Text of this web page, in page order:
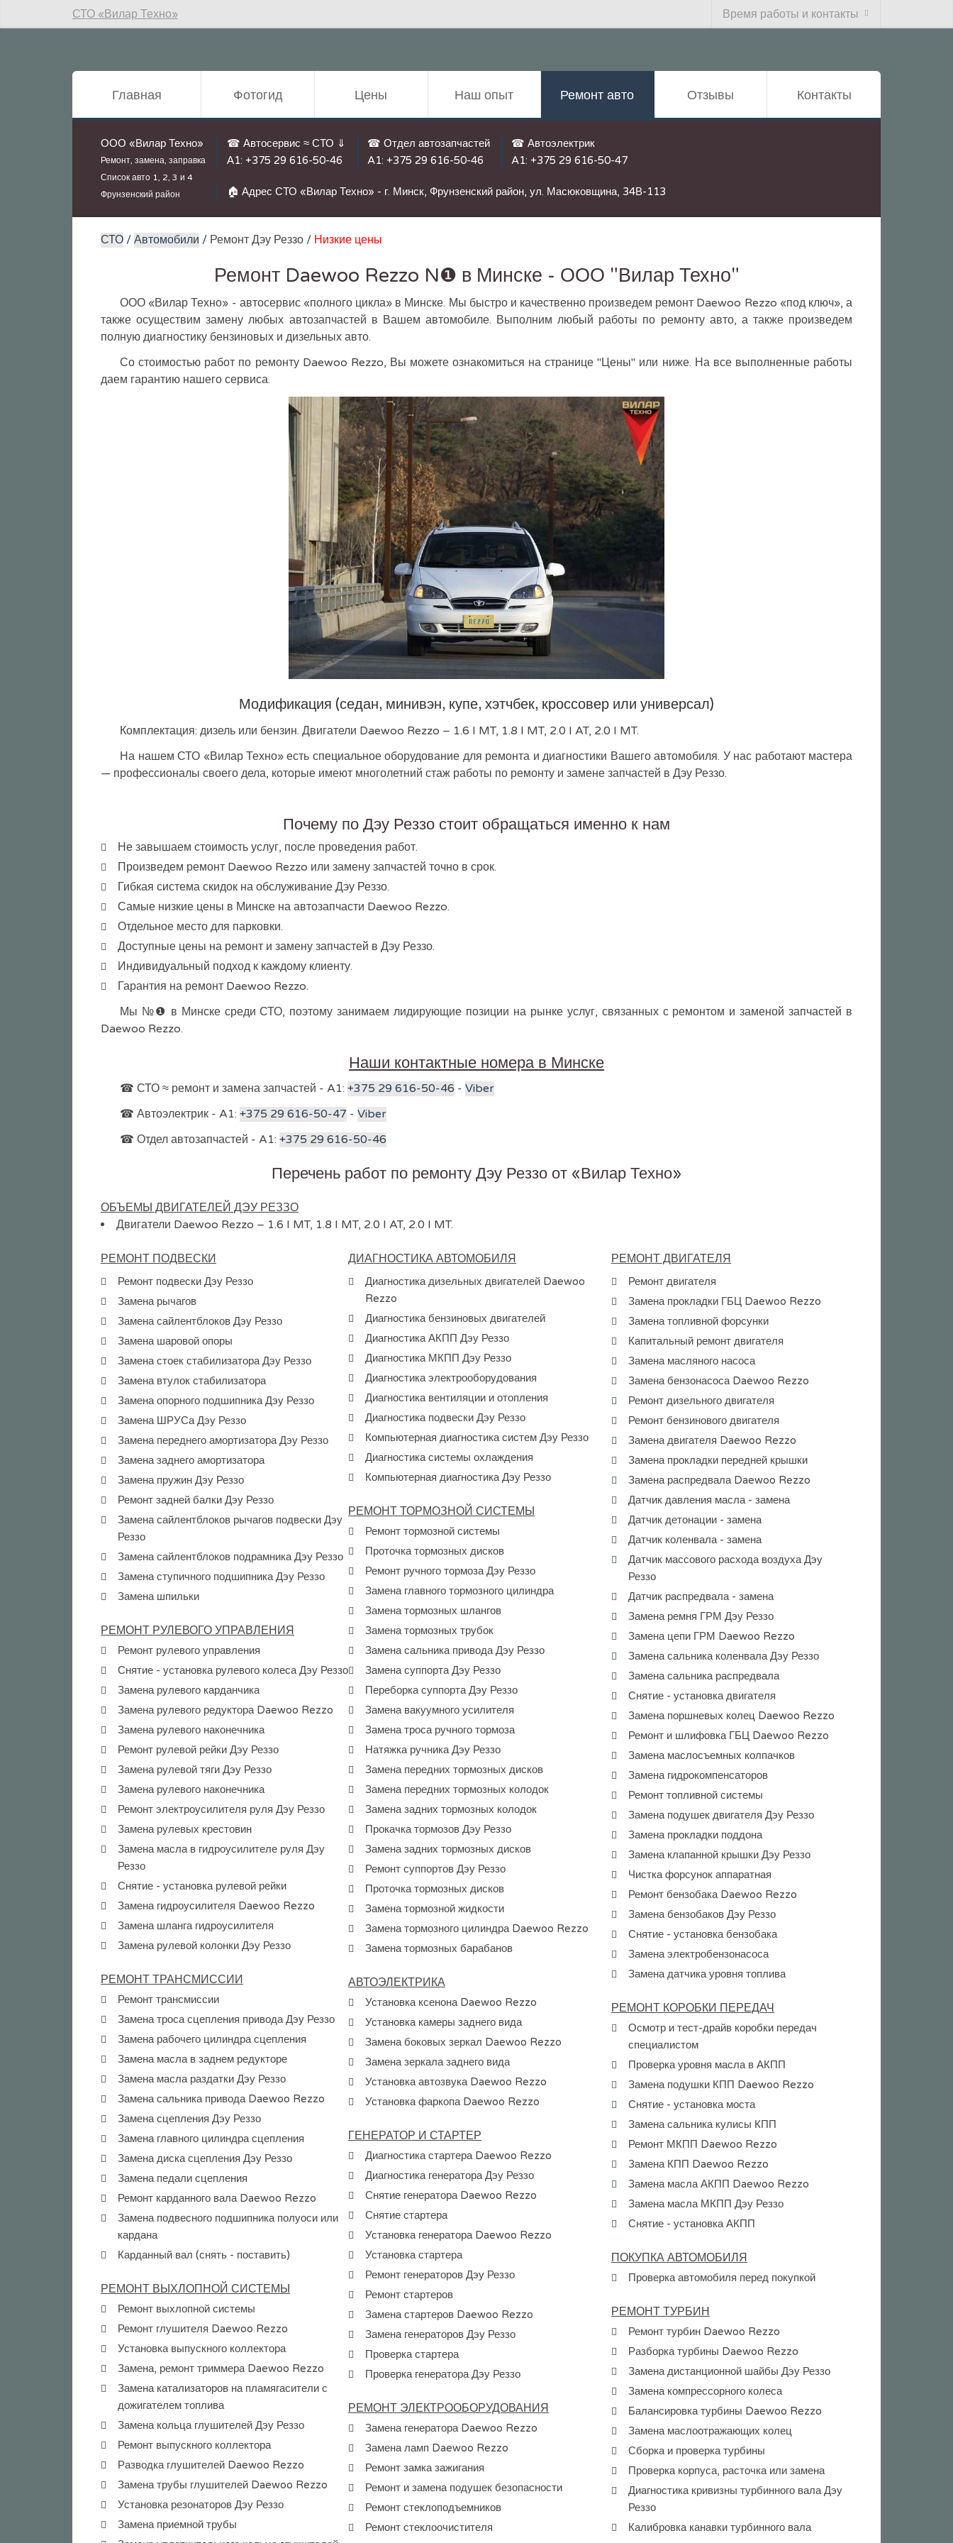
СТО «Вилар Техно» Время работы и контакты
Главная Фотогид Цены Наш опыт Ремонт авто Отзывы Контакты
ООО «Вилар Техно»
Ремонт, замена, заправка
Список авто 1, 2, 3 и 4
Фрунзенский район
☎ Автосервис ≈ СТО ⇓
А1: +375 29 616-50-46
☎ Отдел автозапчастей
A1: +375 29 616-50-46
☎ Автоэлектрик
A1: +375 29 616-50-47
🏠 Адрес СТО «Вилар Техно» - г. Минск, Фрунзенский район, ул. Масюковщина, 34В-113
СТО / Автомобили / Ремонт Дэу Реззо / Низкие цены
Ремонт Daewoo Rezzo N❶ в Минске - ООО "Вилар Техно"
ООО «Вилар Техно» - автосервис «полного цикла» в Минске. Мы быстро и качественно произведем ремонт Daewoo Rezzo «под ключ», а
также осуществим замену любых автозапчастей в Вашем автомобиле. Выполним любый работы по ремонту авто, а также произведем
полную диагностику бензиновых и дизельных авто.
Со стоимостью работ по ремонту Daewoo Rezzo, Вы можете ознакомиться на странице "Цены" или ниже. На все выполненные работы
даем гарантию нашего сервиса.
Модификация (седан, минивэн, купе, хэтчбек, кроссовер или универсал)
Комплектация: дизель или бензин. Двигатели Daewoo Rezzo – 1.6 I MT, 1.8 I MT, 2.0 I AT, 2.0 I MT.
На нашем СТО «Вилар Техно» есть специальное оборудование для ремонта и диагностики Вашего автомобиля. У нас работают мастера
— профессионалы своего дела, которые имеют многолетний стаж работы по ремонту и замене запчастей в Дэу Реззо.
Почему по Дэу Реззо стоит обращаться именно к нам
Не завышаем стоимость услуг, после проведения работ.
Произведем ремонт Daewoo Rezzo или замену запчастей точно в срок.
Гибкая система скидок на обслуживание Дэу Реззо.
Самые низкие цены в Минске на автозапчасти Daewoo Rezzo.
Отдельное место для парковки.
Доступные цены на ремонт и замену запчастей в Дэу Реззо.
Индивидуальный подход к каждому клиенту.
Гарантия на ремонт Daewoo Rezzo.
Мы №❶ в Минске среди СТО, поэтому занимаем лидирующие позиции на рынке услуг, связанных с ремонтом и заменой запчастей в
Daewoo Rezzo.
Наши контактные номера в Минске
☎ СТО ≈ ремонт и замена запчастей - A1:+375 29 616-50-46 -Viber
☎ Автоэлектрик - A1:+375 29 616-50-47 -Viber
☎ Отдел автозапчастей - A1:+375 29 616-50-46
Перечень работ по ремонту Дэу Реззо от «Вилар Техно»
ОБЪЕМЫ ДВИГАТЕЛЕЙ ДЭУ РЕЗЗО
Двигатели Daewoo Rezzo – 1.6 I MT, 1.8 I MT, 2.0 I AT, 2.0 I MT.
РЕМОНТ ПОДВЕСКИ
Ремонт подвески Дэу Реззо
Замена рычагов
Замена сайлентблоков Дэу Реззо
Замена шаровой опоры
Замена стоек стабилизатора Дэу Реззо
Замена втулок стабилизатора
Замена опорного подшипника Дэу Реззо
Замена ШРУСа Дэу Реззо
Замена переднего амортизатора Дэу Реззо
Замена заднего амортизатора
Замена пружин Дэу Реззо
Ремонт задней балки Дэу Реззо
Замена сайлентблоков рычагов подвески Дэу
Реззо
Замена сайлентблоков подрамника Дэу Реззо
Замена ступичного подшипника Дэу Реззо
Замена шпильки
РЕМОНТ РУЛЕВОГО УПРАВЛЕНИЯ
Ремонт рулевого управления
Снятие - установка рулевого колеса Дэу Реззо
Замена рулевого карданчика
Замена рулевого редуктора Daewoo Rezzo
Замена рулевого наконечника
Ремонт рулевой рейки Дэу Реззо
Замена рулевой тяги Дэу Реззо
Замена рулевого наконечника
Ремонт электроусилителя руля Дэу Реззо
Замена рулевых крестовин
Замена масла в гидроусилителе руля Дэу
Реззо
Снятие - установка рулевой рейки
Замена гидроусилителя Daewoo Rezzo
Замена шланга гидроусилителя
Замена рулевой колонки Дэу Реззо
РЕМОНТ ТРАНСМИССИИ
Ремонт трансмиссии
Замена троса сцепления привода Дэу Реззо
Замена рабочего цилиндра сцепления
Замена масла в заднем редукторе
Замена масла раздатки Дэу Реззо
Замена сальника привода Daewoo Rezzo
Замена сцепления Дэу Реззо
Замена главного цилиндра сцепления
Замена диска сцепления Дэу Реззо
Замена педали сцепления
Ремонт карданного вала Daewoo Rezzo
Замена подвесного подшипника полуоси или
кардана
Карданный вал (снять - поставить)
РЕМОНТ ВЫХЛОПНОЙ СИСТЕМЫ
Ремонт выхлопной системы
Ремонт глушителя Daewoo Rezzo
Установка выпускного коллектора
Замена, ремонт триммера Daewoo Rezzo
Замена катализаторов на пламягасители с
дожигателем топлива
Замена кольца глушителей Дэу Реззо
Ремонт выпускного коллектора
Разводка глушителей Daewoo Rezzo
Замена трубы глушителей Daewoo Rezzo
Установка резонаторов Дэу Реззо
Замена приемной трубы
ДИАГНОСТИКА АВТОМОБИЛЯ
Диагностика дизельных двигателей Daewoo
Rezzo
Диагностика бензиновых двигателей
Диагностика АКПП Дэу Реззо
Диагностика МКПП Дэу Реззо
Диагностика электрооборудования
Диагностика вентиляции и отопления
Диагностика подвески Дэу Реззо
Компьютерная диагностика систем Дэу Реззо
Диагностика системы охлаждения
Компьютерная диагностика Дэу Реззо
РЕМОНТ ТОРМОЗНОЙ СИСТЕМЫ
Ремонт тормозной системы
Проточка тормозных дисков
Ремонт ручного тормоза Дэу Реззо
Замена главного тормозного цилиндра
Замена тормозных шлангов
Замена тормозных трубок
Замена сальника привода Дэу Реззо
Замена суппорта Дэу Реззо
Переборка суппорта Дэу Реззо
Замена вакуумного усилителя
Замена троса ручного тормоза
Натяжка ручника Дэу Реззо
Замена передних тормозных дисков
Замена передних тормозных колодок
Замена задних тормозных колодок
Прокачка тормозов Дэу Реззо
Замена задних тормозных дисков
Ремонт суппортов Дэу Реззо
Проточка тормозных дисков
Замена тормозной жидкости
Замена тормозного цилиндра Daewoo Rezzo
Замена тормозных барабанов
АВТОЭЛЕКТРИКА
Установка ксенона Daewoo Rezzo
Установка камеры заднего вида
Замена боковых зеркал Daewoo Rezzo
Замена зеркала заднего вида
Установка автозвука Daewoo Rezzo
Установка фаркопа Daewoo Rezzo
ГЕНЕРАТОР И СТАРТЕР
Диагностика стартера Daewoo Rezzo
Диагностика генератора Дэу Реззо
Снятие генератора Daewoo Rezzo
Снятие стартера
Установка генератора Daewoo Rezzo
Установка стартера
Ремонт генераторов Дэу Реззо
Ремонт стартеров
Замена стартеров Daewoo Rezzo
Замена генераторов Дэу Реззо
Проверка стартера
Проверка генератора Дэу Реззо
РЕМОНТ ЭЛЕКТРООБОРУДОВАНИЯ
Замена генератора Daewoo Rezzo
Замена ламп Daewoo Rezzo
Ремонт замка зажигания
Ремонт и замена подушек безопасности
Ремонт стеклоподъемников
Ремонт стеклоочистителя
РЕМОНТ ДВИГАТЕЛЯ
Ремонт двигателя
Замена прокладки ГБЦ Daewoo Rezzo
Замена топливной форсунки
Капитальный ремонт двигателя
Замена масляного насоса
Замена бензонасоса Daewoo Rezzo
Ремонт дизельного двигателя
Ремонт бензинового двигателя
Замена двигателя Daewoo Rezzo
Замена прокладки передней крышки
Замена распредвала Daewoo Rezzo
Датчик давления масла - замена
Датчик детонации - замена
Датчик коленвала - замена
Датчик массового расхода воздуха Дэу
Реззо
Датчик распредвала - замена
Замена ремня ГРМ Дэу Реззо
Замена цепи ГРМ Daewoo Rezzo
Замена сальника коленвала Дэу Реззо
Замена сальника распредвала
Снятие - установка двигателя
Замена поршневых колец Daewoo Rezzo
Ремонт и шлифовка ГБЦ Daewoo Rezzo
Замена маслосъемных колпачков
Замена гидрокомпенсаторов
Ремонт топливной системы
Замена подушек двигателя Дэу Реззо
Замена прокладки поддона
Замена клапанной крышки Дэу Реззо
Чистка форсунок аппаратная
Ремонт бензобака Daewoo Rezzo
Замена бензобаков Дэу Реззо
Снятие - установка бензобака
Замена электробензонасоса
Замена датчика уровня топлива
РЕМОНТ КОРОБКИ ПЕРЕДАЧ
Осмотр и тест-драйв коробки передач
специалистом
Проверка уровня масла в АКПП
Замена подушки КПП Daewoo Rezzo
Снятие - установка моста
Замена сальника кулисы КПП
Ремонт МКПП Daewoo Rezzo
Замена КПП Daewoo Rezzo
Замена масла АКПП Daewoo Rezzo
Замена масла МКПП Дэу Реззо
Снятие - установка АКПП
ПОКУПКА АВТОМОБИЛЯ
Проверка автомобиля перед покупкой
РЕМОНТ ТУРБИН
Ремонт турбин Daewoo Rezzo
Разборка турбины Daewoo Rezzo
Замена дистанционной шайбы Дэу Реззо
Замена компрессорного колеса
Балансировка турбины Daewoo Rezzo
Замена маслоотражающих колец
Сборка и проверка турбины
Проверка корпуса, расточка или замена
Диагностика кривизны турбинного вала Дэу
Реззо
Калибровка канавки турбинного вала